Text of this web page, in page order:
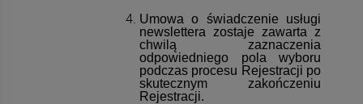
Umowa o świadczenie usługi
newslettera zostaje zawarta z
chwilą zaznaczenia
odpowiedniego pola wyboru
podczas procesu Rejestracji po
skutecznym zakończeniu
Rejestracji.